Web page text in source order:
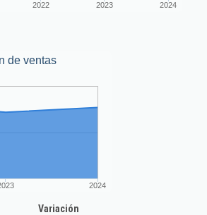
2022 2023 2024
de ventas
2024
Variación